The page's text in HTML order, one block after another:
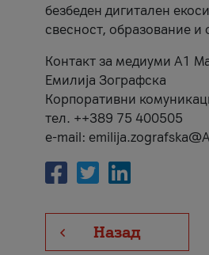
безбеден дигитален
свесност, образование
Контакт за медиуми А1
Емилија Зографска
Корпоративни
тел. ++389 75 400505
e-mail:
Назад